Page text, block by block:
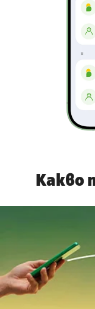
Какво